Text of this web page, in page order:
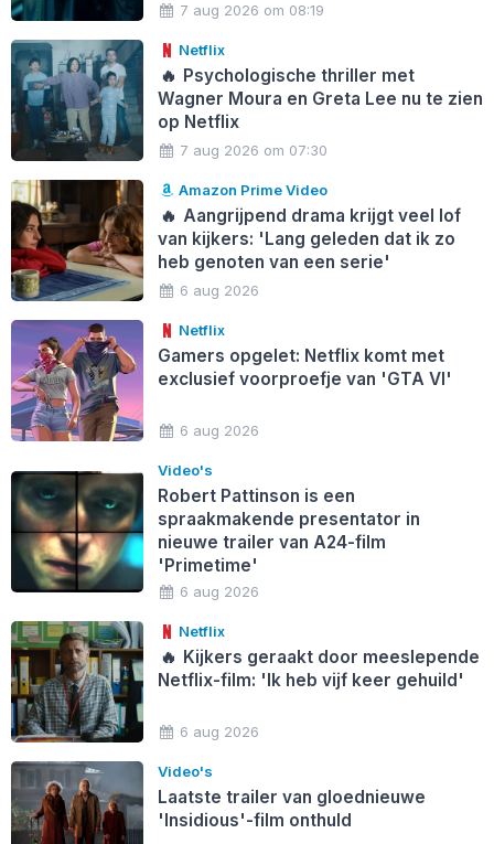
7 aug 2026 om 08:19
Netflix
🔥 Psychologische thriller met
Wagner Moura en Greta Lee nu te zien
op Netflix
7 aug 2026 om 07:30
Amazon Prime Video
🔥 Aangrijpend drama krijgt veel lof
van kijkers: 'Lang geleden dat ik zo
heb genoten van een serie'
6 aug 2026
Netflix
Gamers opgelet: Netflix komt met
exclusief voorproefje van 'GTA VI'
6 aug 2026
Video's
Robert Pattinson is een
spraakmakende presentator in
nieuwe trailer van A24-film
'Primetime'
6 aug 2026
Netflix
🔥 Kijkers geraakt door meeslepende
Netflix-film: 'Ik heb vijf keer gehuild'
6 aug 2026
Video's
Laatste trailer van gloednieuwe
'Insidious'-film onthuld